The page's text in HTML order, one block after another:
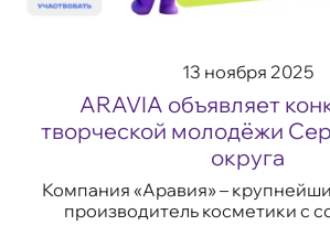
13 ноября 2025
ARAVIA объявляет
творческой молодёжи
округа
Компания «Аравия» –
производитель косметики с